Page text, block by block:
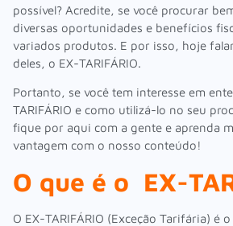
possível? Acredite, se você procurar
diversas oportunidades e benefícios
variados produtos. E por isso, hoje
deles, o EX-TARIFÁRIO.
Portanto, se você tem interesse em
TARIFÁRIO e como utilizá-lo no seu
fique por aqui com a gente e aprenda
vantagem com o nosso conteúdo!
O que é o EX-
O EX-TARIFÁRIO (Exceção Tarifária) é